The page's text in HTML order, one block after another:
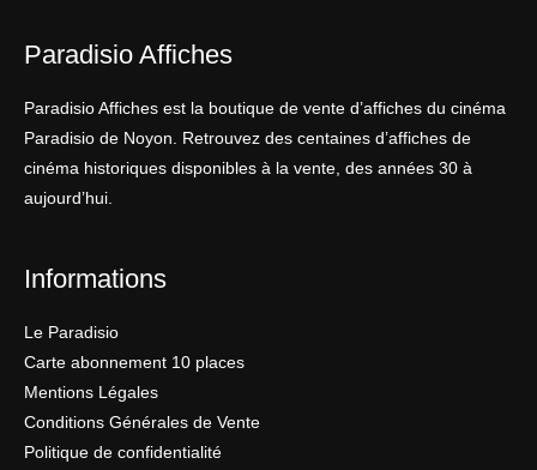
Paradisio Affiches
Paradisio Affiches est la boutique de vente d’affiches du cinéma
Paradisio de Noyon. Retrouvez des centaines d’affiches de
cinéma historiques disponibles à la vente, des années 30 à
aujourd’hui.
Informations
Le Paradisio
Carte abonnement 10 places
Mentions Légales
Conditions Générales de Vente
Politique de confidentialité